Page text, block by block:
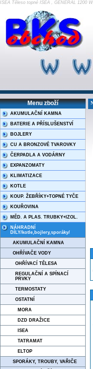
ISEA Těleso topné ISEA , GENERAL 1200
Menu zboží
AKUMULAČNÍ KAMNA
BATERIE A PŘÍSLUŠENSTVÍ
BOJLERY
CU A BRONZOVÉ TVAROVKY
ČERPADLA A VODÁRNY
EXPANZOMATY
KLIMATIZACE
KOTLE
KOUP. ŽEBŘÍKY+TOPNÉ TYČE
KOUŘOVINA
MĚD. A PLAS. TRUBKY+IZOL.
NÁHRADNÍ
DÍLY/kotle,bojlery,sporáky/
AKUMULAČNÍ KAMNA
OHŘÍVAČE VODY
OHŘÍVACÍ TĚLESA
REGULAČNÍ A SPÍNACÍ
PRVKY
TERMOSTATY
OSTATNÍ
MORA
DZD DRAŽICE
ISEA
TATRAMAT
ELTOP
SPORÁKY, TROUBY, VAŘIČE